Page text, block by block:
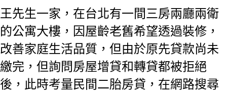
王先生一家，在台北有一間三房兩廳兩衛
的公寓大樓，因屋齡老舊希望透過裝修，
改善家庭生活品質，但由於原先貸款尚未
繳完，但詢問房屋增貸和轉貸都被拒絕
後，此時考量民間二胎房貸，在網路搜尋